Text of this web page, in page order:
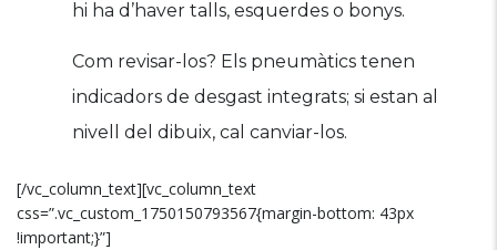
hi ha d’haver talls, esquerdes o bonys.
Com revisar-los? Els pneumàtics tenen
indicadors de desgast integrats; si estan al
nivell del dibuix, cal canviar-los.
[/vc_column_text][vc_column_text
css=”.vc_custom_1750150793567{margin-bottom: 43px
!important;}”]